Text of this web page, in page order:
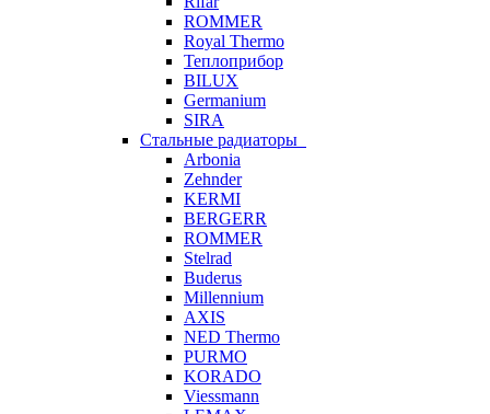
ROMMER
Royal Thermo
Теплоприбор
BILUX
Germanium
SIRA
Стальные радиаторы
Arbonia
Zehnder
KERMI
BERGERR
ROMMER
Stelrad
Buderus
Millennium
AXIS
NED Thermo
PURMO
KORADO
Viessmann